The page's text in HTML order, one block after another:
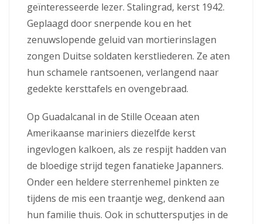
geïnteresseerde lezer. Stalingrad, kerst 1942.
Geplaagd door snerpende kou en het
zenuwslopende geluid van mortierinslagen
zongen Duitse soldaten kerstliederen. Ze aten
hun schamele rantsoenen, verlangend naar
gedekte kersttafels en ovengebraad.
Op Guadalcanal in de Stille Oceaan aten
Amerikaanse mariniers diezelfde kerst
ingevlogen kalkoen, als ze respijt hadden van
de bloedige strijd tegen fanatieke Japanners.
Onder een heldere sterrenhemel pinkten ze
tijdens de mis een traantje weg, denkend aan
hun familie thuis. Ook in schuttersputjes in de